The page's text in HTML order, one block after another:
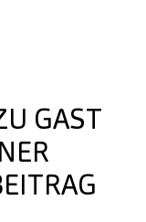
GAST